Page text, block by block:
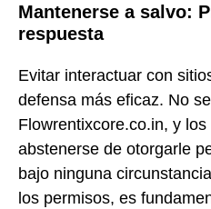
Mantenerse a salvo:
respuesta
Evitar interactuar con
defensa más eficaz. No
Flowrentixcore.co.in, y
abstenerse de otorgarle
bajo ninguna
los permisos, es